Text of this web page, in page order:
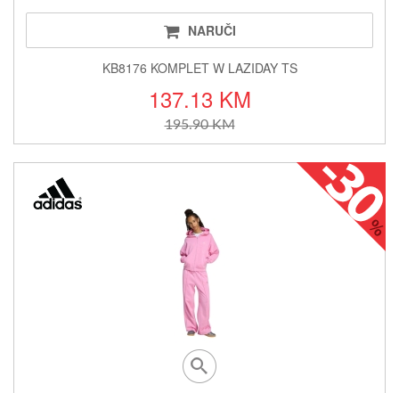
NARUČI
KB8176 KOMPLET W LAZIDAY TS
137.13 KM
195.90 KM